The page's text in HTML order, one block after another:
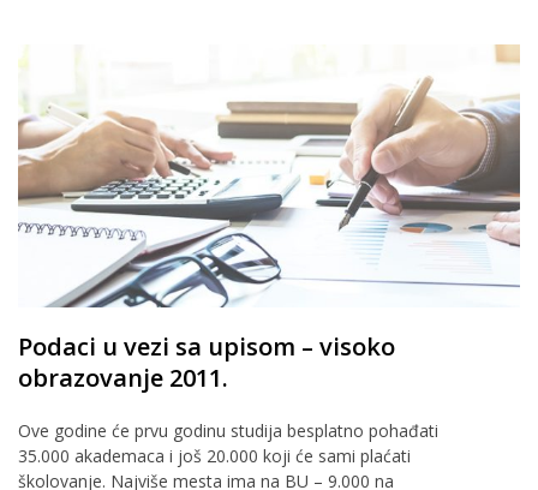
Podaci u vezi sa upisom – visoko
obrazovanje 2011.
Ove godine će prvu godinu studija besplatno pohađati
35.000 akademaca i još 20.000 koji će sami plaćati
školovanje. Najviše mesta ima na BU – 9.000 na